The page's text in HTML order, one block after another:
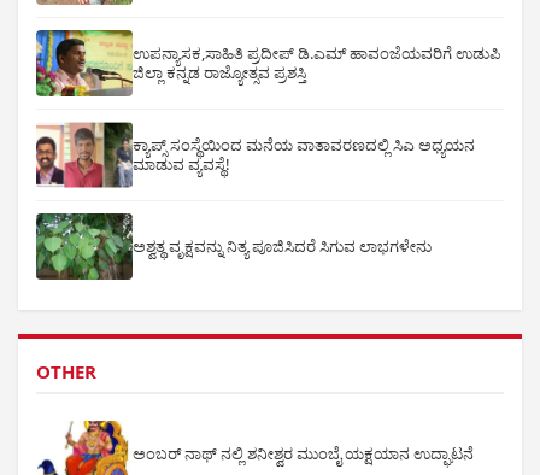
ಉಪನ್ಯಾಸಕ,ಸಾಹಿತಿ ಪ್ರದೀಪ್ ಡಿ.ಎಮ್ ಹಾವಂಜೆಯವರಿಗೆ ಉಡುಪಿ
ಜಿಲ್ಲಾ ಕನ್ನಡ ರಾಜ್ಯೋತ್ಸವ ಪ್ರಶಸ್ತಿ
ಕ್ಯಾಪ್ಸ್ ಸಂಸ್ಥೆಯಿಂದ ಮನೆಯ ವಾತಾವರಣದಲ್ಲಿ ಸಿಎ ಅಧ್ಯಯನ
ಮಾಡುವ ವ್ಯವಸ್ಥೆ!
ಅಶ್ವತ್ಥ ವೃಕ್ಷವನ್ನು ನಿತ್ಯ ಪೂಜಿಸಿದರೆ ಸಿಗುವ ಲಾಭಗಳೇನು
OTHER
ಅಂಬರ್ ನಾಥ್ ನಲ್ಲಿ ಶನೀಶ್ವರ ಮುಂಬೈ ಯಕ್ಷಯಾನ ಉದ್ಘಾಟನೆ